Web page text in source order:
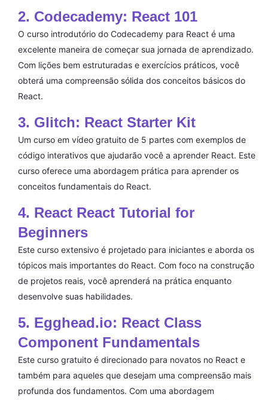
2. Codecademy: React 101
O curso introdutório do Codecademy para React é uma
excelente maneira de começar sua jornada de aprendizado.
Com lições bem estruturadas e exercícios práticos, você
obterá uma compreensão sólida dos conceitos básicos do
React.
3. Glitch: React Starter Kit
Um curso em vídeo gratuito de 5 partes com exemplos de
código interativos que ajudarão você a aprender React. Este
curso oferece uma abordagem prática para aprender os
conceitos fundamentais do React.
4. React React Tutorial for
Beginners
Este curso extensivo é projetado para iniciantes e aborda os
tópicos mais importantes do React. Com foco na construção
de projetos reais, você aprenderá na prática enquanto
desenvolve suas habilidades.
5. Egghead.io: React Class
Component Fundamentals
Este curso gratuito é direcionado para novatos no React e
também para aqueles que desejam uma compreensão mais
profunda dos fundamentos. Com uma abordagem